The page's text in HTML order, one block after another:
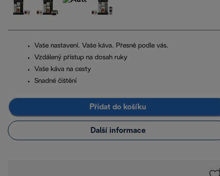
Vaše nastavení. Vaše káva. Přesně podle vás.
Vzdálený přístup na dosah ruky
Vaše káva na cesty
Snadné čištění
Přidat do košíku
Další informace